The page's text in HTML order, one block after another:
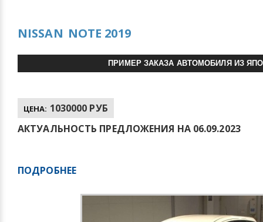
NISSAN NOTE 2019
ПРИМЕР ЗАКАЗА АВТОМОБИЛЯ ИЗ
ЦЕНА: 1030000 РУБ
АКТУАЛЬНОСТЬ ПРЕДЛОЖЕНИЯ НА 06.09.2023
ПОДРОБНЕЕ